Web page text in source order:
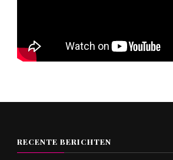
RECENTE BERICHTEN